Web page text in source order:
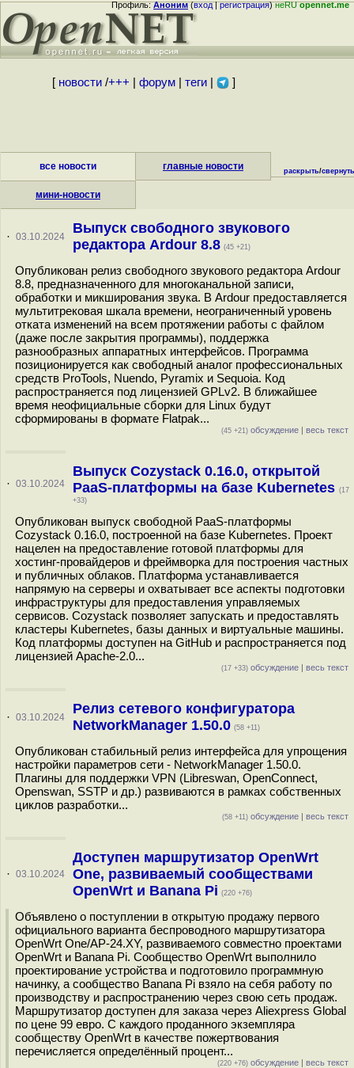
Профиль:Аноним(вход|регистрация)неRUopennet.me
[ новости/+++ форум| теги| ]
все новости главные новости
мини-новости
раскрыть/свернуть
· 03.10.2024
Выпуск свободного звукового
редактора Ardour 8.8 (45 +21)
Опубликован релиз свободного звукового редактора Ardour
8.8, предназначенного для многоканальной записи,
обработки и микширования звука. В Ardour предоставляется
мультитрековая шкала времени, неограниченный уровень
отката изменений на всем протяжении работы с файлом
(даже после закрытия программы), поддержка
разнообразных аппаратных интерфейсов. Программа
позиционируется как свободный аналог профессиональных
средств ProTools, Nuendo, Pyramix и Sequoia. Код
распространяется под лицензией GPLv2. В ближайшее
время неофициальные сборки для Linux будут
сформированы в формате Flatpak...
(45 +21) обсуждение | весь текст
· 03.10.2024
Выпуск Cozystack 0.16.0, открытой
PaaS-платформы на базе Kubernetes (17
+33)
Опубликован выпуск свободной PaaS-платформы
Cozystack 0.16.0, построенной на базе Kubernetes. Проект
нацелен на предоставление готовой платформы для
хостинг-провайдеров и фреймворка для построения частных
и публичных облаков. Платформа устанавливается
напрямую на серверы и охватывает все аспекты подготовки
инфраструктуры для предоставления управляемых
сервисов. Cozystack позволяет запускать и предоставлять
кластеры Kubernetes, базы данных и виртуальные машины.
Код платформы доступен на GitHub и распространяется под
лицензией Apache-2.0...
(17 +33) обсуждение | весь текст
· 03.10.2024
Релиз сетевого конфигуратора
NetworkManager 1.50.0 (58 +11)
Опубликован стабильный релиз интерфейса для упрощения
настройки параметров сети - NetworkManager 1.50.0.
Плагины для поддержки VPN (Libreswan, OpenConnect,
Openswan, SSTP и др.) развиваются в рамках собственных
циклов разработки...
(58 +11) обсуждение | весь текст
· 03.10.2024
Доступен маршрутизатор OpenWrt
One, развиваемый сообществами
OpenWrt и Banana Pi (220 +76)
Объявлено о поступлении в открытую продажу первого
официального варианта беспроводного маршрутизатора
OpenWrt One/AP-24.XY, развиваемого совместно проектами
OpenWrt и Banana Pi. Сообщество OpenWrt выполнило
проектирование устройства и подготовило программную
начинку, а сообщество Banana Pi взяло на себя работу по
производству и распространению через свою сеть продаж.
Маршрутизатор доступен для заказа через Aliexpress Global
по цене 99 евро. С каждого проданного экземпляра
сообществу OpenWrt в качестве пожертвования
перечисляется определённый процент...
(220 +76) обсуждение | весь текст